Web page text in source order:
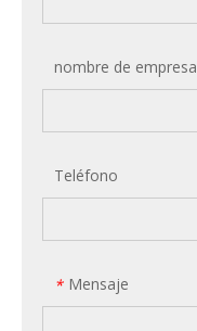
nombre de empresa
Teléfono
* Mensaje